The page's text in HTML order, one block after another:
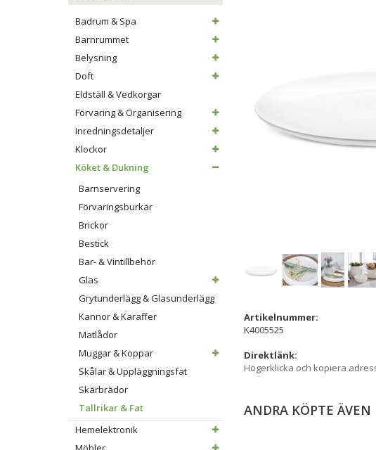
Badrum & Spa
Barnrummet
Belysning
Doft
Eldställ & Vedkorgar
Förvaring & Organisering
Inredningsdetaljer
Klockor
Köket & Dukning
Barnservering
Förvaringsburkar
Brickor
Bestick
Bar- & Vintillbehör
Glas
Grytunderlägg & Glasunderlägg
Kannor & Karaffer
Matlådor
Muggar & Koppar
Skålar & Uppläggningsfat
Skärbrädor
Tallrikar & Fat
Hemelektronik
Artikelnummer:
K4005525
Direktlänk:
Högerklicka och kopiera
ANDRA KÖPTE ÄVEN